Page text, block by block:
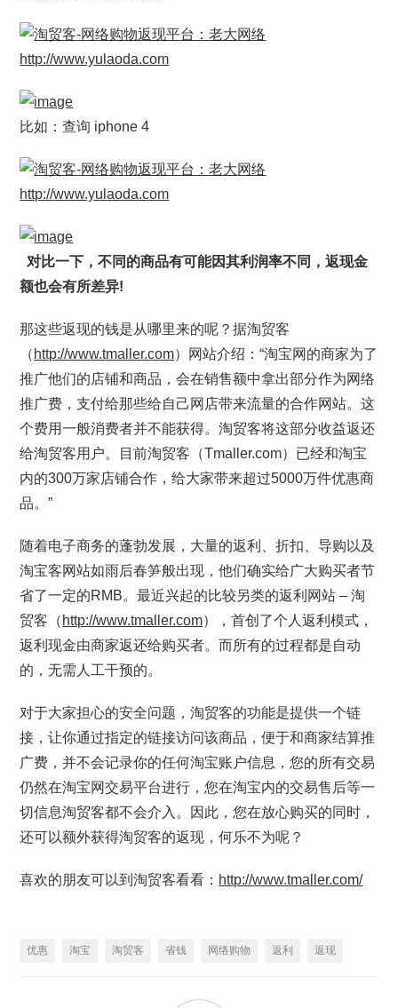
比如：查询 iphone 4
对比一下，不同的商品有可能因其利润率不同，返现金
额也会有所差异!
那这些返现的钱是从哪里来的呢？据淘贸客
（ http://www.tmaller.com）网站介绍：“淘宝网的商家为了
推广他们的店铺和商品，会在销售额中拿出部分作为网络
推广费，支付给那些给自己网店带来流量的合作网站。这
个费用一般消费者并不能获得。淘贸客将这部分收益返还
给淘贸客用户。目前淘贸客（Tmaller.com）已经和淘宝
内的300万家店铺合作，给大家带来超过5000万件优惠商
品。”
随着电子商务的蓬勃发展，大量的返利、折扣、导购以及
淘宝客网站如雨后春笋般出现，他们确实给广大购买者节
省了一定的RMB。最近兴起的比较另类的返利网站 – 淘
贸客（ http://www.tmaller.com），首创了个人返利模式，
返利现金由商家返还给购买者。而所有的过程都是自动
的，无需人工干预的。
对于大家担心的安全问题，淘贸客的功能是提供一个链
接，让你通过指定的链接访问该商品，便于和商家结算推
广费，并不会记录你的任何淘宝账户信息，您的所有交易
仍然在淘宝网交易平台进行，您在淘宝内的交易售后等一
切信息淘贸客都不会介入。因此，您在放心购买的同时，
还可以额外获得淘贸客的返现，何乐不为呢？
喜欢的朋友可以到淘贸客看看： http://www.tmaller.com/
优惠 淘宝 淘贸客 省钱 网络购物 返利 返现